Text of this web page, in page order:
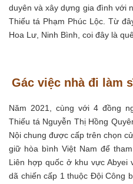
duyên và xây dựng gia đình với
Thiếu tá Phạm Phúc Lộc. Từ
Hoa Lư, Ninh Bình, coi đây là
Gác việc nhà đi làm
Năm 2021, cùng với 4 đồng
Thiếu tá Nguyễn Thị Hồng
Nội chung được cấp trên chọn
giữ hòa bình Việt Nam để
Liên hợp quốc ở khu vực Abyei
dã chiến cấp 1 thuộc Đội Công